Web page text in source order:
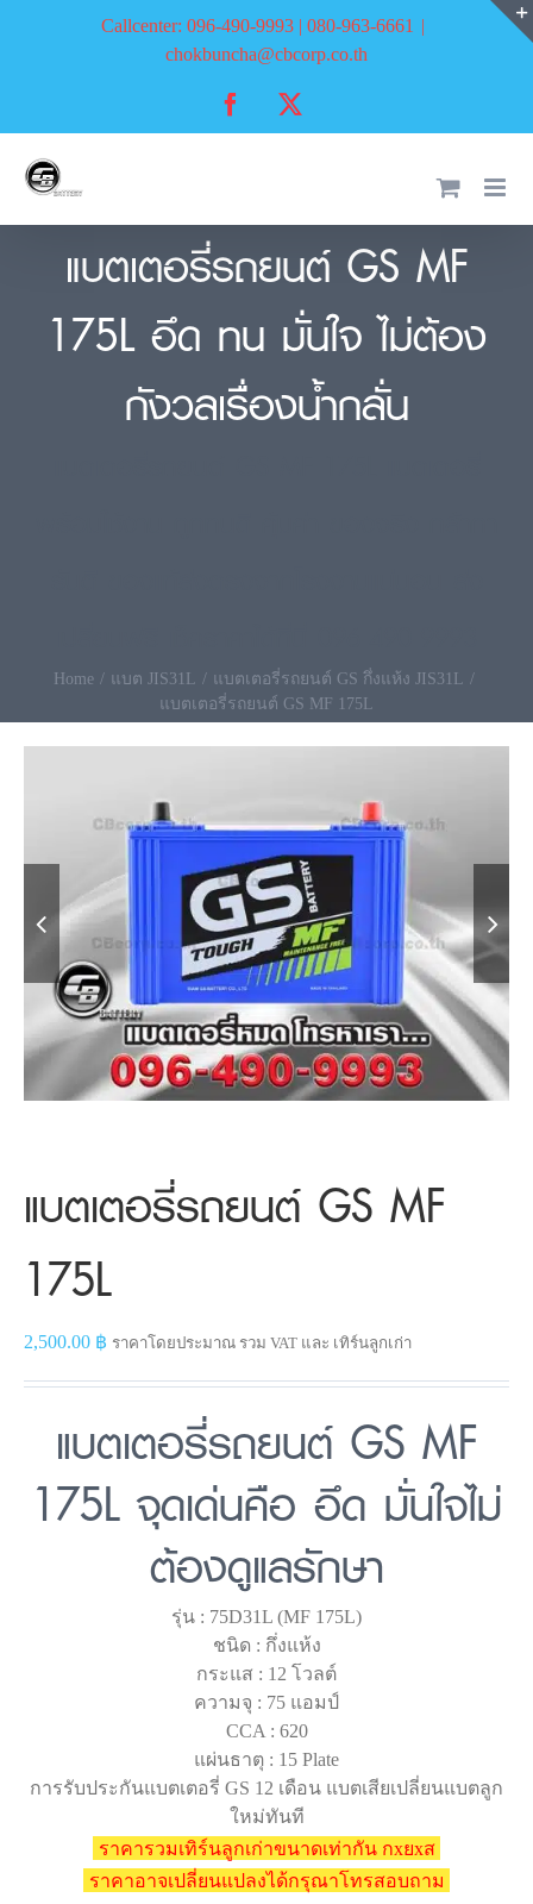
Callcenter: 096-490-9993 | 080-963-6661 |
chokbuncha@cbcorp.co.th
Facebook
แบตเตอรี่รถยนต์ GS MF
175L อึด ทน มั่นใจ ไม่ต้อง
กังวลเรื่องน้ำกลั่น
Home แบต JIS31L
แบตเตอรี่รถยนต์ GS กึ่งแห้ง JIS31L
แบตเตอรี่รถยนต์ GS MF 175L
 
แบตเตอรี่รถยนต์ GS MF
175L
2,500.00 ฿ ราคาโดยประมาณ รวม VAT และ เทิร์นลูกเก่า
แบตเตอรี่รถยนต์ GS MF
175L จุดเด่นคือ อึด มั่นใจไม่
ต้องดูแลรักษา
รุ่น : 75D31L (MF 175L)
ชนิด : กึ่งแห้ง
กระแส : 12 โวลต์
ความจุ : 75 แอมป์
CCA : 620
แผ่นธาตุ : 15 Plate
การรับประกันแบตเตอรี่ GS 12 เดือน แบตเสียเปลี่ยนแบตลูก
ใหม่ทันที
ราคารวมเทิร์นลูกเก่าขนาดเท่ากัน กxยxส
ราคาอาจเปลี่ยนแปลงได้กรุณาโทรสอบถาม